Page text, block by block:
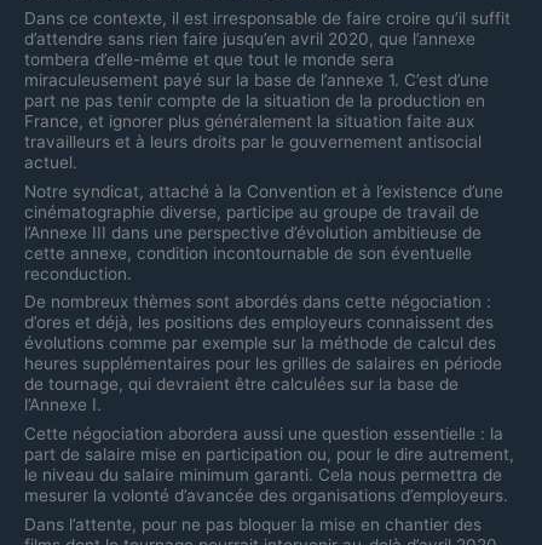
Dans ce contexte, il est irresponsable de faire croire qu’il suffit
d’attendre sans rien faire jusqu’en avril 2020, que l’annexe
tombera d’elle-même et que tout le monde sera
miraculeusement payé sur la base de l’annexe 1. C’est d’une
part ne pas tenir compte de la situation de la production en
France, et ignorer plus généralement la situation faite aux
travailleurs et à leurs droits par le gouvernement antisocial
actuel.
Notre syndicat, attaché à la Convention et à l’existence d’une
cinématographie diverse, participe au groupe de travail de
l’Annexe III dans une perspective d’évolution ambitieuse de
cette annexe, condition incontournable de son éventuelle
reconduction.
De nombreux thèmes sont abordés dans cette négociation :
d’ores et déjà, les positions des employeurs connaissent des
évolutions comme par exemple sur la méthode de calcul des
heures supplémentaires pour les grilles de salaires en période
de tournage, qui devraient être calculées sur la base de
l’Annexe I.
Cette négociation abordera aussi une question essentielle : la
part de salaire mise en participation ou, pour le dire autrement,
le niveau du salaire minimum garanti. Cela nous permettra de
mesurer la volonté d’avancée des organisations d’employeurs.
Dans l’attente, pour ne pas bloquer la mise en chantier des